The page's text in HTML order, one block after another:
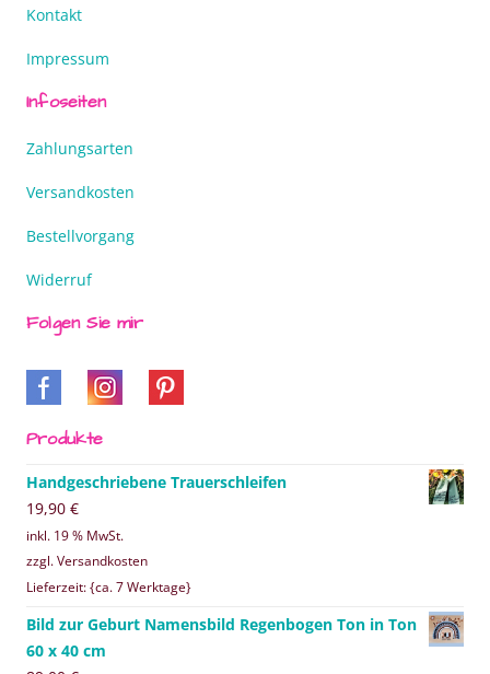
Kontakt
Impressum
Infoseiten
Zahlungsarten
Versandkosten
Bestellvorgang
Widerruf
Folgen Sie mir
Produkte
Handgeschriebene Trauerschleifen
19,90 €
inkl. 19 % MwSt.
zzgl. Versandkosten
Lieferzeit: {ca. 7 Werktage}
Bild zur Geburt Namensbild Regenbogen Ton in Ton
60 x 40 cm